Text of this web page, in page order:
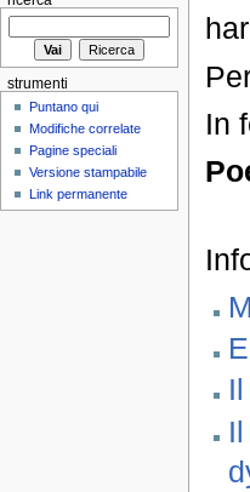
In
strumenti
Puntano qui
Modifiche correlate
Pagine speciali
Versione stampabile
Link permanente